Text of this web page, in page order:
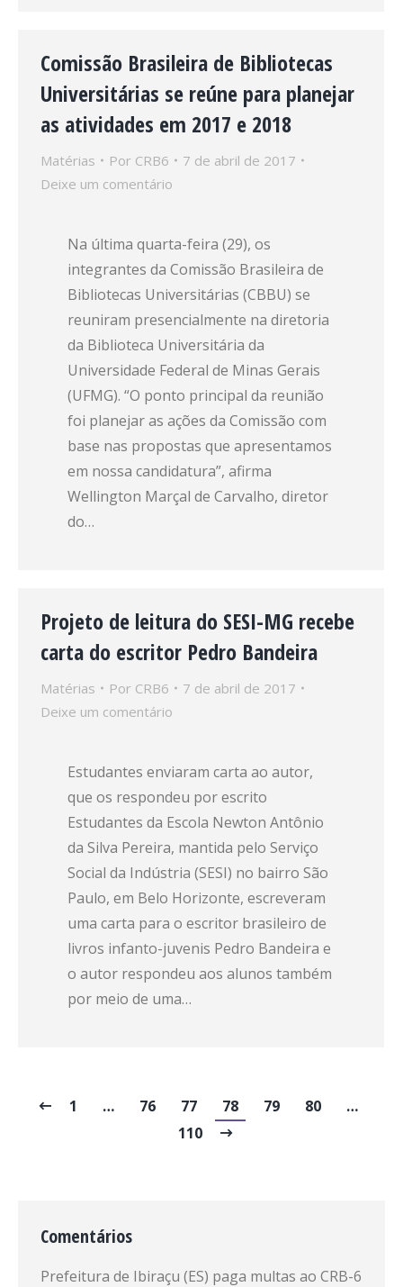
Comissão Brasileira de Bibliotecas
Universitárias se reúne para planejar
as atividades em 2017 e 2018
Matérias Por CRB6
7 de abril de 2017
Deixe um comentário
Na última quarta-feira (29), os
integrantes da Comissão Brasileira de
Bibliotecas Universitárias (CBBU) se
reuniram presencialmente na diretoria
da Biblioteca Universitária da
Universidade Federal de Minas Gerais
(UFMG). “O ponto principal da reunião
foi planejar as ações da Comissão com
base nas propostas que apresentamos
em nossa candidatura”, afirma
Wellington Marçal de Carvalho, diretor
do…
Projeto de leitura do SESI-MG recebe
carta do escritor Pedro Bandeira
Matérias Por CRB6
7 de abril de 2017
Deixe um comentário
Estudantes enviaram carta ao autor,
que os respondeu por escrito
Estudantes da Escola Newton Antônio
da Silva Pereira, mantida pelo Serviço
Social da Indústria (SESI) no bairro São
Paulo, em Belo Horizonte, escreveram
uma carta para o escritor brasileiro de
livros infanto-juvenis Pedro Bandeira e
o autor respondeu aos alunos também
por meio de uma…
1 … 76 77 78 79 80
…
110
Comentários
Prefeitura de Ibiraçu (ES) paga multas ao CRB-6